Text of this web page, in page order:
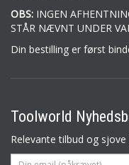
OBS: INGEN
STÅR NÆVNT UNDER
Din bestilling er først
Toolworld
Relevante tilbud og